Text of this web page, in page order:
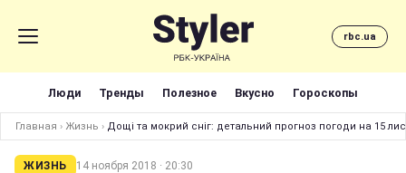
rbc.ua
Люди Тренды Полезное Вкусно Гороскопы
Главная › Жизнь › Дощі та мокрий сніг: детальний прогноз погоди на 15
ЖИЗНЬ 14 ноября 2018 · 20:30